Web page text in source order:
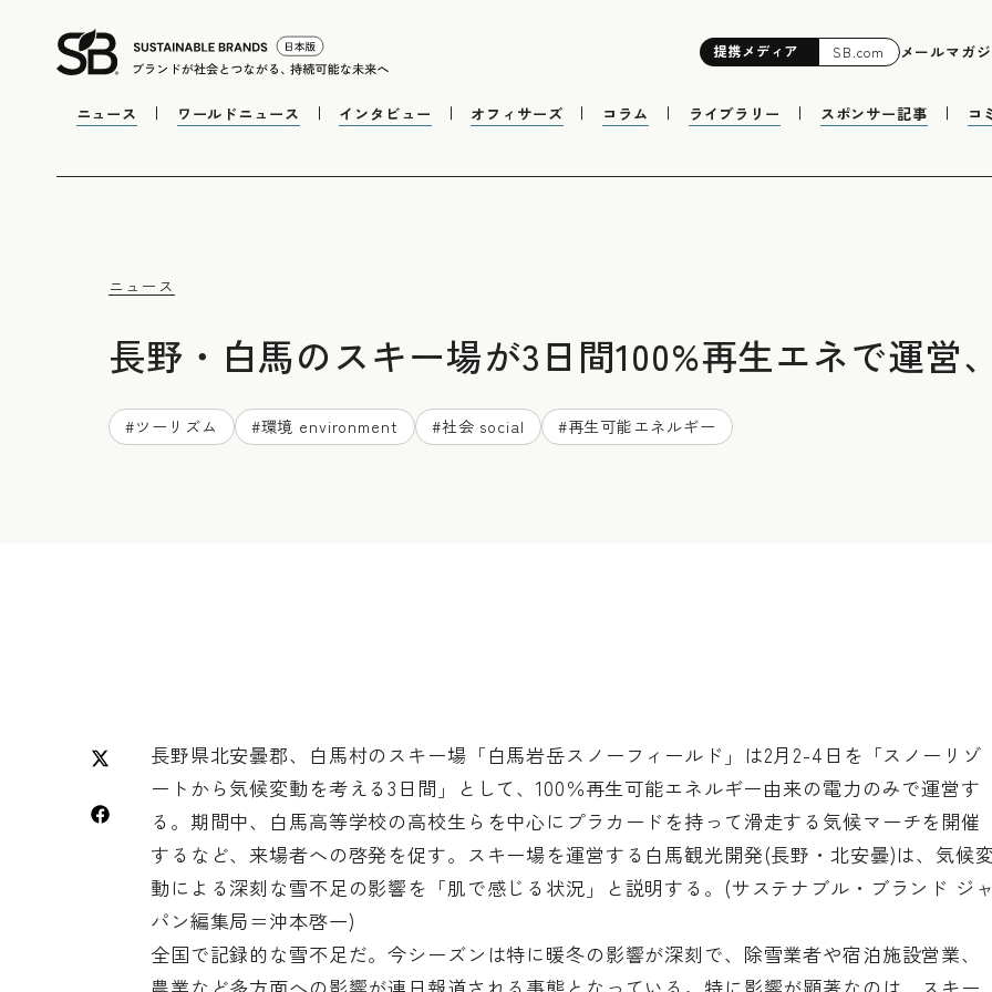
提携メディア SB.com メールマガ
ニュース ワールドニュース インタビュー オフィサーズ コラム ライブラリー スポンサー記事 コ
ニュース
長野・白馬のスキー場が3日間100%再生エネで運営
#ツーリズム #環境 environment #社会 social #再生可能エネルギー
長野県北安曇郡、白馬村のスキー場「白馬岩岳スノーフィールド」は2月2-4日を「スノーリゾ
ートから気候変動を考える3日間」として、100％再生可能エネルギー由来の電力のみで運営す
る。期間中、白馬高等学校の高校生らを中心にプラカードを持って滑走する気候マーチを開催
するなど、来場者への啓発を促す。スキー場を運営する白馬観光開発(長野・北安曇)は、気候
動による深刻な雪不足の影響を「肌で感じる状況」と説明する。(サステナブル・ブランド ジ
パン編集局＝沖本啓一)
全国で記録的な雪不足だ。今シーズンは特に暖冬の影響が深刻で、除雪業者や宿泊施設営業、